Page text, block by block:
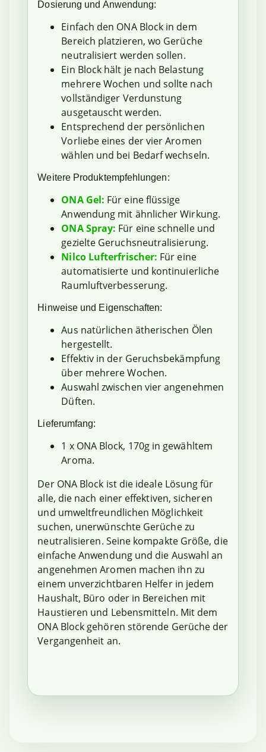
Dosierung und Anwendung:
Einfach den ONA Block in dem
Bereich platzieren, wo Gerüche
neutralisiert werden sollen.
Ein Block hält je nach Belastung
mehrere Wochen und sollte nach
vollständiger Verdunstung
ausgetauscht werden.
Entsprechend der persönlichen
Vorliebe eines der vier Aromen
wählen und bei Bedarf wechseln.
Weitere Produktempfehlungen:
ONA Gel: Für eine flüssige
Anwendung mit ähnlicher Wirkung.
ONA Spray: Für eine schnelle und
gezielte Geruchsneutralisierung.
Nilco Lufterfrischer: Für eine
automatisierte und kontinuierliche
Raumluftverbesserung.
Hinweise und Eigenschaften:
Aus natürlichen ätherischen Ölen
hergestellt.
Effektiv in der Geruchsbekämpfung
über mehrere Wochen.
Auswahl zwischen vier angenehmen
Düften.
Lieferumfang:
1 x ONA Block, 170g in gewähltem
Aroma.
Der ONA Block ist die ideale Lösung für
alle, die nach einer effektiven, sicheren
und umweltfreundlichen Möglichkeit
suchen, unerwünschte Gerüche zu
neutralisieren. Seine kompakte Größe, die
einfache Anwendung und die Auswahl an
angenehmen Aromen machen ihn zu
einem unverzichtbaren Helfer in jedem
Haushalt, Büro oder in Bereichen mit
Haustieren und Lebensmitteln. Mit dem
ONA Block gehören störende Gerüche der
Vergangenheit an.